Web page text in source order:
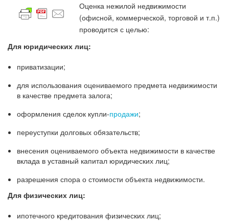
Оценка нежилой недвижимости
(офисной, коммерческой, торговой и т.п.)
проводится с целью:
Для юридических лиц:
приватизации;
для использования оцениваемого предмета недвижимости
в качестве предмета залога;
оформления сделок купли-продажи;
переуступки долговых обязательств;
внесения оцениваемого объекта недвижимости в качестве
вклада в уставный капитал юридических лиц;
разрешения спора о стоимости объекта недвижимости.
Для физических лиц:
ипотечного кредитования физических лиц;